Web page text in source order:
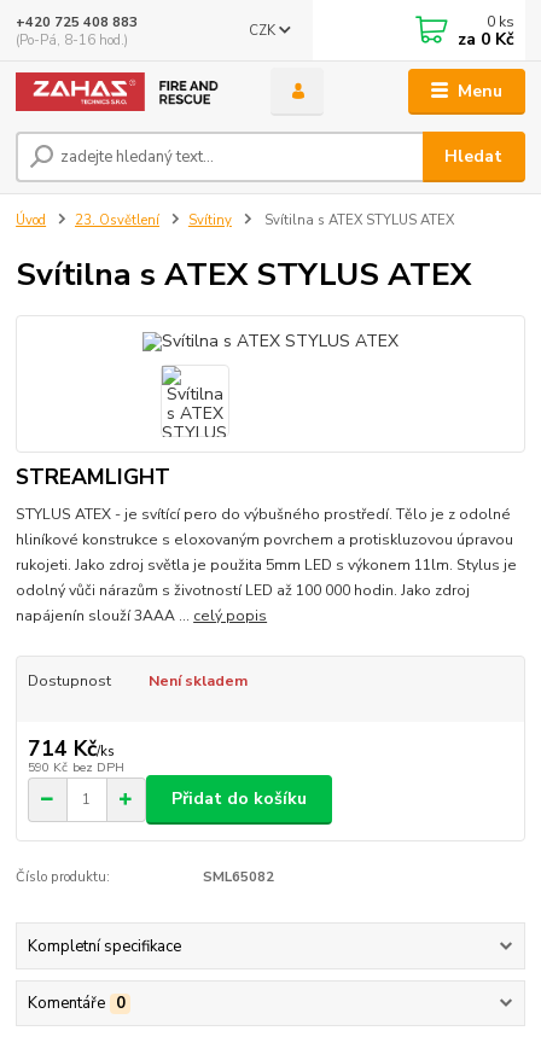
Menu
CZK
Hledat
+420 725 408 883
(Po-Pá, 8-16 hod.)
0 ks
za 0 Kč
Úvod 23. Osvětlení Svítiny Svítilna s ATEX STYLUS ATEX
Svítilna s ATEX STYLUS ATEX
STREAMLIGHT
STYLUS ATEX - je svítící pero do výbušného prostředí. Tělo je z odolné
hliníkové konstrukce s eloxovaným povrchem a protiskluzovou úpravou
rukojeti. Jako zdroj světla je použita 5mm LED s výkonem 11lm. Stylus je
odolný vůči nárazům s životností LED až 100 000 hodin. Jako zdroj
napájenín slouží 3AAA ... celý popis
Dostupnost Není skladem
714 Kč/ks
590 Kč bez DPH
Přidat do košíku
Číslo produktu: SML65082
Kompletní specifikace
Komentáře 0